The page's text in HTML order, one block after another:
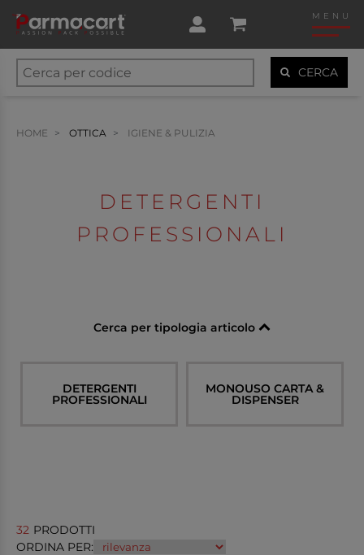
MENU
CERCA
HOME OTTICA IGIENE & PULIZIA
DETERGENTI
PROFESSIONALI
Cerca per tipologia articolo
DETERGENTI
PROFESSIONALI
MONOUSO CARTA &
DISPENSER
32 PRODOTTI
ORDINA PER: